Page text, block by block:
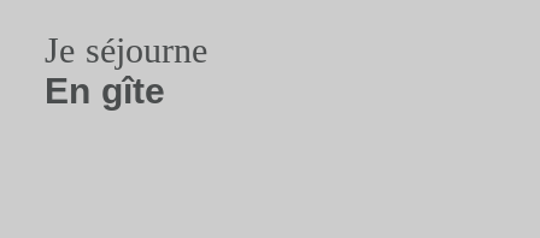
Je séjourne
En gîte